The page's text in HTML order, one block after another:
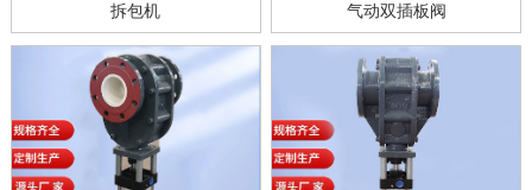
拆包机 气动双插板阀